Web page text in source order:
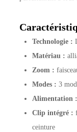
Technologie :
Matériau :
Zoom :
Modes : 3
Alimentation :
Clip intégré :
ceinture